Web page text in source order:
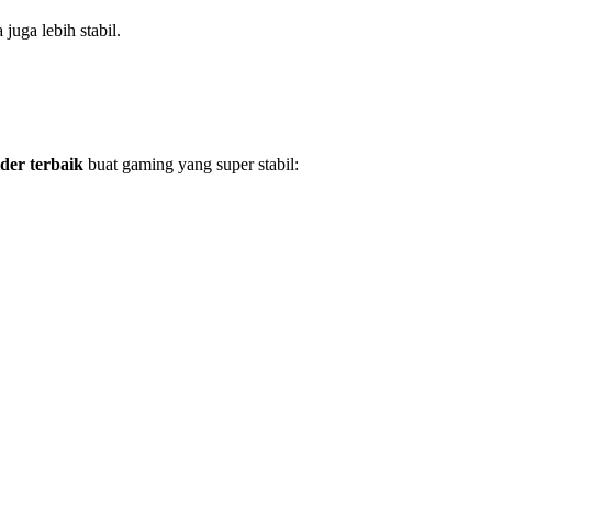
juga lebih stabil.
terbaik buat gaming yang super stabil: